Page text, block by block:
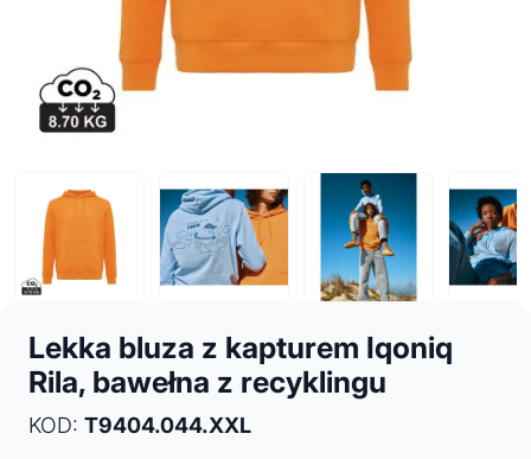
Lekka bluza z kapturem Iqoniq
Rila, bawełna z recyklingu
KOD: T9404.044.XXL